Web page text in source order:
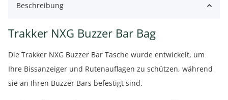
Beschreibung
Trakker NXG Buzzer Bar Bag
Die Trakker NXG Buzzer Bar Tasche wurde entwickelt, um
Ihre Bissanzeiger und Rutenauflagen zu schützen, während
sie an Ihren Buzzer Bars befestigt sind.